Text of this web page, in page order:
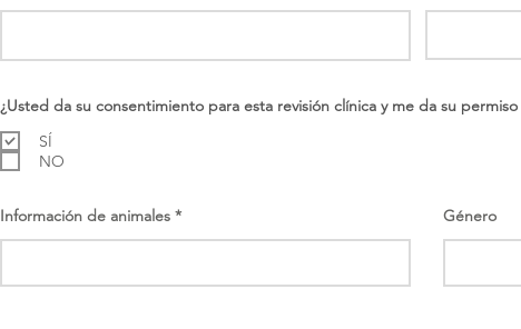
¿Usted da su consentimiento para esta revisión clínica y me da su
SÍ
NO
Información de animales Género